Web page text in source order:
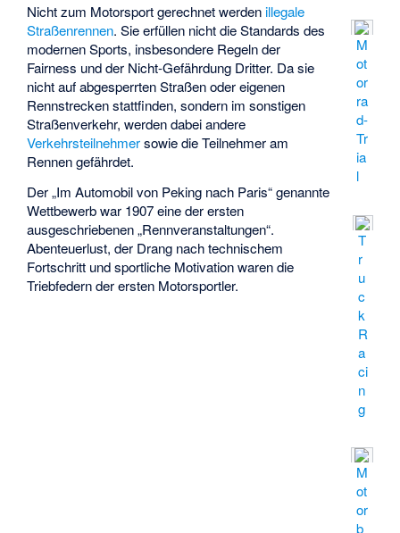
M
ot
or
ra
d-
Tr
ia
l
T
r
u
c
k
R
a
ci
n
g
M
ot
or
b
Nicht zum Motorsport gerechnet werden illegale
Straßenrennen. Sie erfüllen nicht die Standards des
modernen Sports, insbesondere Regeln der
Fairness und der Nicht-Gefährdung Dritter. Da sie
nicht auf abgesperrten Straßen oder eigenen
Rennstrecken stattfinden, sondern im sonstigen
Straßenverkehr, werden dabei andere
Verkehrsteilnehmersowie die Teilnehmer am
Rennen gefährdet.
Der „Im Automobil von Peking nach Paris“ genannte
Wettbewerb war 1907 eine der ersten
ausgeschriebenen „Rennveranstaltungen“.
Abenteuerlust, der Drang nach technischem
Fortschritt und sportliche Motivation waren die
Triebfedern der ersten Motorsportler.